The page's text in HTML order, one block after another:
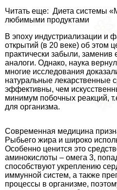
Читать еще: Диета системы
любимыми продуктами
В эпоху индустриализации и
открытий (в 20 веке) об этом
пpaктически забыли, заменив
аналоги. Однако, наука
многие исследования
натуральные лекарственные
эффективны, чем
минимум побочных реакций,
для организма.
Современная медицина
Рыбьего жира и широко
Особенно ценится это
аминокислоты – омега 3,
способствуют укреплению
иммунной систем, а также
процессы в организме,